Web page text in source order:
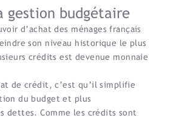
gestion budgétaire
d’achat des ménages français
son niveau historique le plus
crédits est devenue monnaie
de crédit, c’est qu’il simplifie
du budget et plus
dettes. Comme les crédits sont